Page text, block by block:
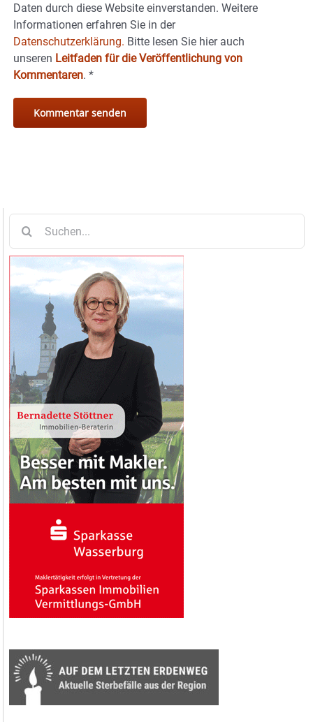
Daten durch diese Website einverstanden. Weitere
Informationen erfahren Sie in der
Datenschutzerklärung. Bitte lesen Sie hier auch
unseren Leitfaden für die Veröffentlichung von
Kommentaren. *
nach: